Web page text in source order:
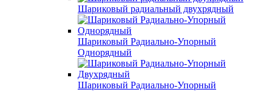
Шариковый радиальный двухрядный
Шариковый Радиально-Упорный
Однорядный
Шариковый Радиально-Упорный